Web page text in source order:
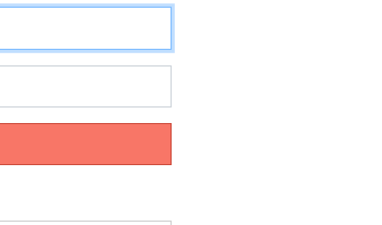
2026년 08월 07일(금)
2026년 08월 07일(금)
2026년 08월 07일(금)